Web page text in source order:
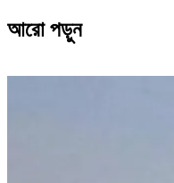
আরো পড়ুন